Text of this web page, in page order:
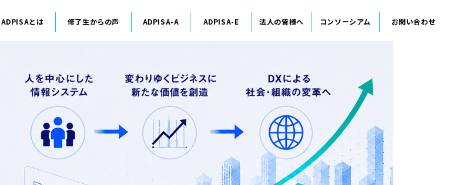
ADPISAとは 修了生からの声 ADPISA-A ADPISA-E 法人の皆様へ コンソーシアム お問い合わせ